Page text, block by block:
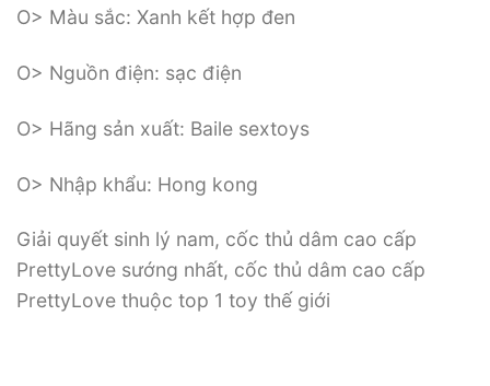
O> Màu sắc: Xanh kết hợp đen
O> Nguồn điện: sạc điện
O> Hãng sản xuất: Baile sextoys
O> Nhập khẩu: Hong kong
Giải quyết sinh lý nam, cốc thủ dâm cao cấp
PrettyLove sướng nhất, cốc thủ dâm cao cấp
PrettyLove thuộc top 1 toy thế giới